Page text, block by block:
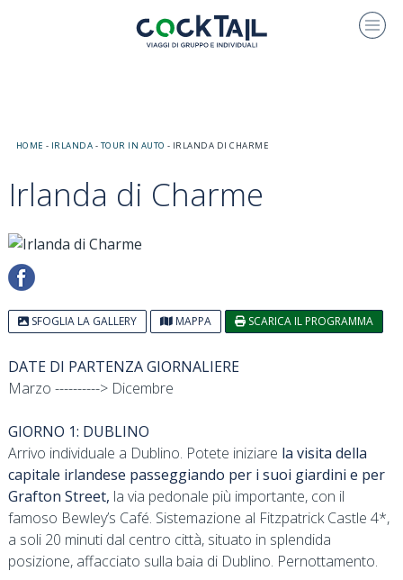
HOME - IRLANDA - TOUR IN AUTO - IRLANDA DI CHARME
Irlanda di Charme
SFOGLIA LA GALLERY MAPPA SCARICA IL PROGRAMMA
DATE DI PARTENZA GIORNALIERE
Marzo ----------> Dicembre
GIORNO 1: DUBLINO
Arrivo individuale a Dublino. Potete iniziare la visita della
capitale irlandese passeggiando per i suoi giardini e per
Grafton Street, la via pedonale più importante, con il
famoso Bewley’s Café. Sistemazione al Fitzpatrick Castle 4*,
a soli 20 minuti dal centro città, situato in splendida
posizione, affacciato sulla baia di Dublino. Pernottamento.